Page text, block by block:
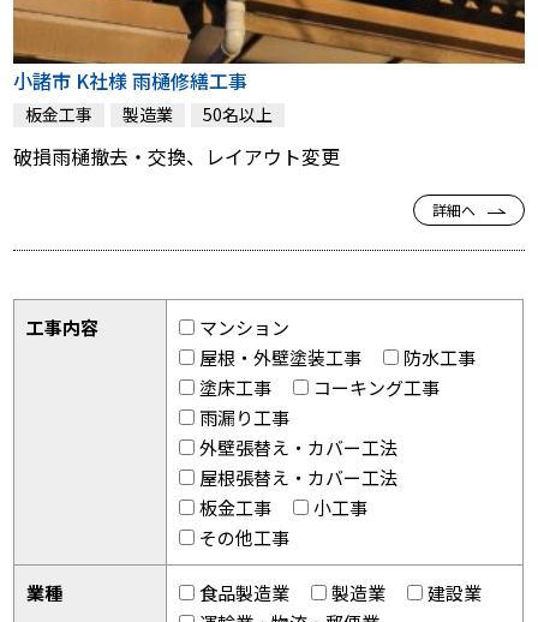
小諸市 K社様 雨樋修繕工事
板金工事 製造業 50名以上
破損雨樋撤去・交換、レイアウト変更
詳細へ
工事内容
マンション
屋根・外壁塗装工事
防水工事
塗床工事
コーキング工事
雨漏り工事
外壁張替え・カバー工法
屋根張替え・カバー工法
板金工事
小工事
その他工事
業種 食品製造業 製造業
建設業